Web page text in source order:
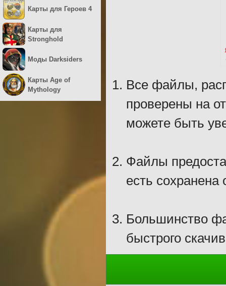
Все файлы,
проверены на
можете быть
Файлы
есть сохранена
Большинство
быстрого
Карты для Героев 4
Карты для
Stronghold
Моды Darksiders
Карты Age of
Mythology